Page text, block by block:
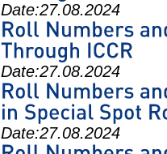
Date:27.08.2024
Date:27.08.2024
Date:27.08.2024